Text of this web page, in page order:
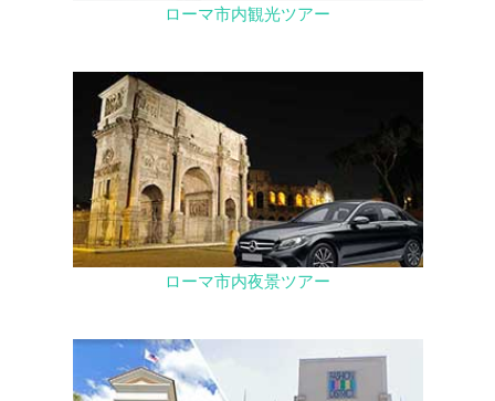
ローマ市内観光ツアー
ローマ市内夜景ツアー